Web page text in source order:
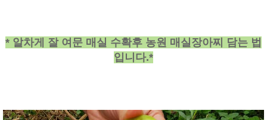
* 알차게 잘 여문 매실 수확후 농원 매실장아찌 담는 법
입니다.*